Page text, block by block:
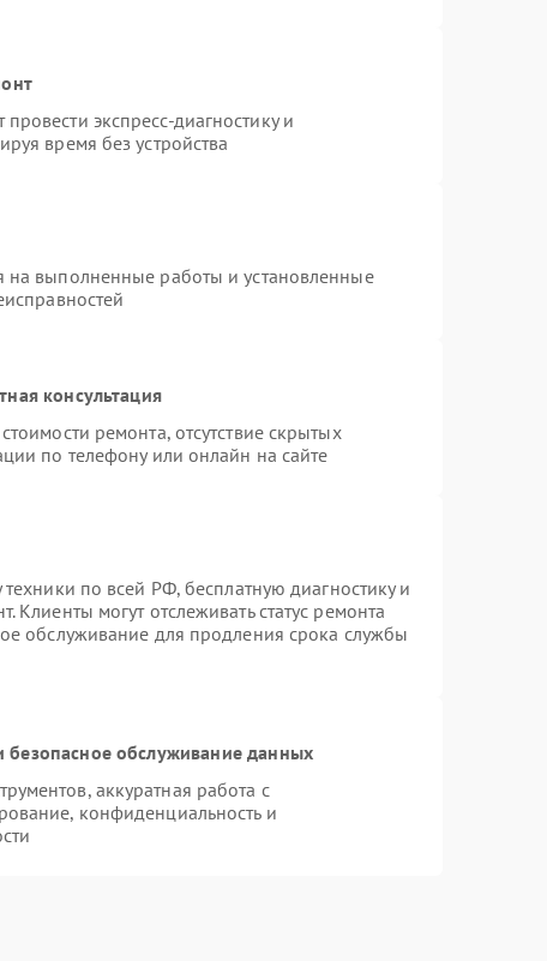
экспресс-диагностику и
время без устройства
на выполненные работы и установленные
консультация
ремонта, отсутствие скрытых
по телефону или онлайн на сайте
по всей РФ, бесплатную диагностику и
могут отслеживать статус ремонта
обслуживание для продления срока службы
обслуживание данных
аккуратная работа с
конфиденциальность и